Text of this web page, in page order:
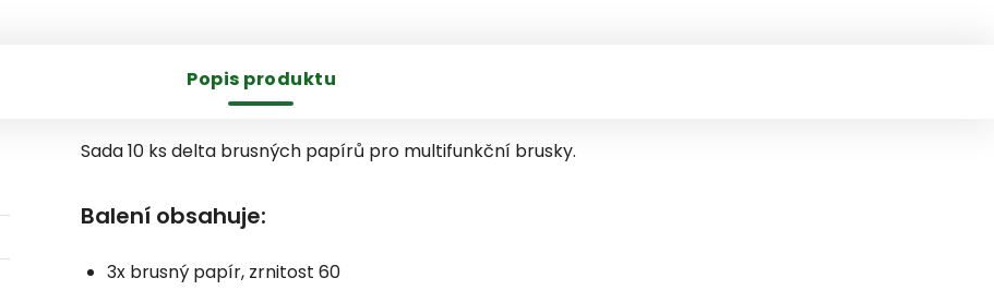
Popis produktu
Sada 10 ks delta brusných papírů pro multifunkční brusky.
Balení obsahuje:
3x brusný papír, zrnitost 60